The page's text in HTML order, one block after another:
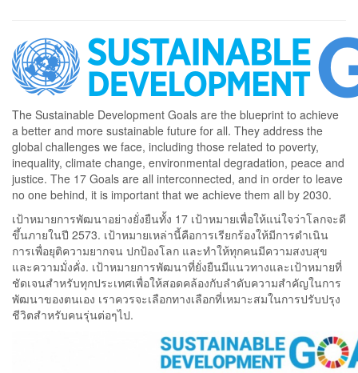
The Sustainable Development Goals are the blueprint to achieve
a better and more sustainable future for all. They address the
global challenges we face, including those related to poverty,
inequality, climate change, environmental degradation, peace and
justice. The 17 Goals are all interconnected, and in order to leave
no one behind, it is important that we achieve them all by 2030.
เป้าหมายการพัฒนาอย่างยั่งยืนทั้ง 17 เป้าหมายเพื่อให้แน่ใจว่าโลกจะดี
ขึ้นภายในปี 2573. เป้าหมายเหล่านี้คือการเรียกร้องให้มีการดำเนิน
การเพื่อยุติความยากจน ปกป้องโลก และทำให้ทุกคนมีความสงบสุข
และความมั่งคั่ง. เป้าหมายการพัฒนาที่ยั่งยืนมีแนวทางและเป้าหมายที่
ชัดเจนสำหรับทุกประเทศเพื่อให้สอดคล้องกับลำดับความสำคัญในการ
พัฒนาของตนเอง เราควรจะเลือกทางเลือกที่เหมาะสมในการปรับปรุง
ชีวิตสำหรับคนรุ่นต่อๆไป.